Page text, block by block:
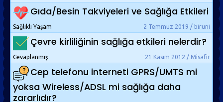
Gıda/Besin Takviyeleri ve Sağlığa Etkileri
2 Temmuz 2019 / biruni
Sağlıklı Yaşam
Çevre kirliliğinin sağlığa etkileri nelerdir?
21 Kasım 2012 / Misafir
Cevaplanmış
Cep telefonu interneti GPRS/UMTS mi
yoksa Wireless/ADSL mi sağlığa daha
zararlıdır?